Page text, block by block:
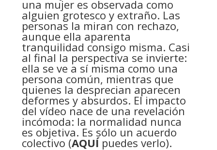
una mujer es observada como
alguien grotesco y extraño. Las
personas la miran con rechazo,
aunque ella aparenta
tranquilidad consigo misma. Casi
al final la perspectiva se invierte:
ella se ve a sí misma como una
persona común, mientras que
quienes la desprecian aparecen
deformes y absurdos. El impacto
del vídeo nace de una revelación
incómoda: la normalidad nunca
es objetiva. Es sólo un acuerdo
colectivo (AQUÍpuedes verlo).